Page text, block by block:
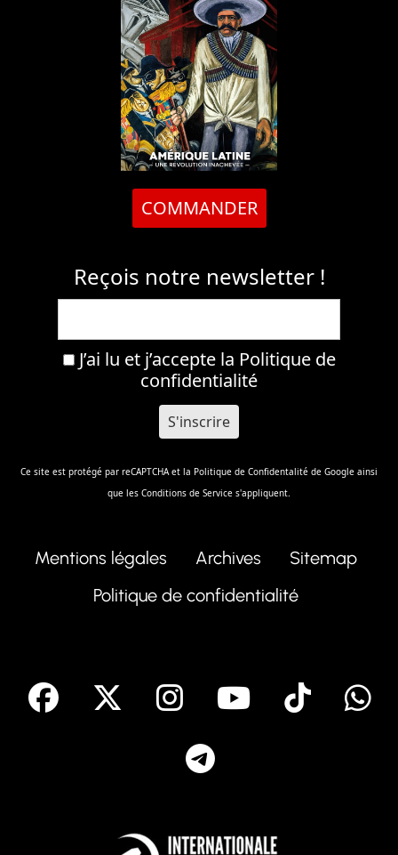
COMMANDER
Reçois notre newsletter !
J’ai lu et j’accepte la Politique de
confidentialité
Ce site est protégé par reCAPTCHA et la Politique de Confidentalité de Google ainsi
que les Conditions de Service s'appliquent.
Mentions légales Archives
Sitemap
Politique de confidentialité
facebook Instagram
Youtube
Tik